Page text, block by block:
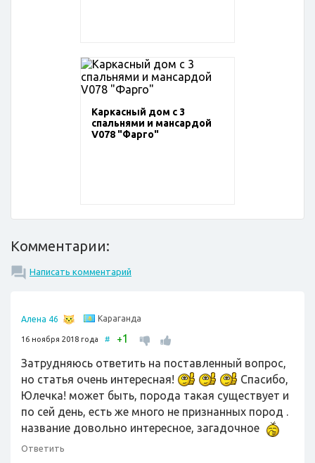
Каркасный дом с 3
спальнями и мансардой
V078 "Фарго"
Комментарии:
Написать комментарий
Алена 46 Караганда
16 ноября 2018 года # +1
Затрудняюсь ответить на поставленный вопрос,
но статья очень интересная!
Спасибо,
Юлечка! может быть, порода такая существует и
по сей день, есть же много не признанных пород .
название довольно интересное, загадочное
Ответить